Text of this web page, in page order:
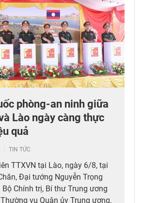
phòng-an ninh giữa
Lào ngày càng thực
quả
TIN TỨC
TTXVN tại Lào, ngày 6/8, tại
Đại tướng Nguyễn Trọng
Bộ Chính trị, Bí thư Trung ương
vụ Quân ủy Trung ương,